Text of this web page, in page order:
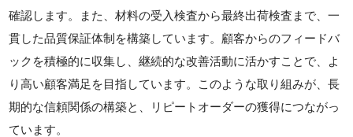
確認します。また、材料の受入検査から最終出荷検査まで、一
貫した品質保証体制を構築しています。顧客からのフィードバ
ックを積極的に収集し、継続的な改善活動に活かすことで、よ
り高い顧客満足を目指しています。このような取り組みが、長
期的な信頼関係の構築と、リピートオーダーの獲得につながっ
ています。